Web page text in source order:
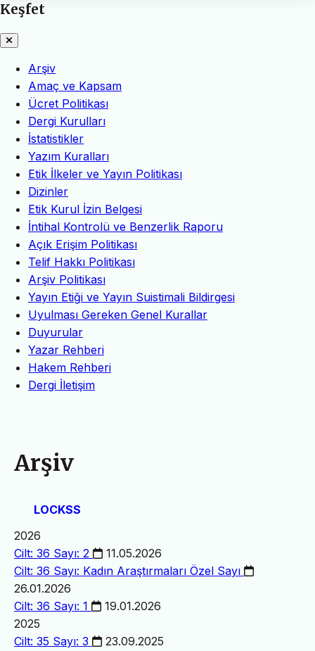
Keşfet
Arşiv
Amaç ve Kapsam
Ücret Politikası
Dergi Kurulları
İstatistikler
Yazım Kuralları
Etik İlkeler ve Yayın Politikası
Dizinler
Etik Kurul İzin Belgesi
İntihal Kontrolü ve Benzerlik Raporu
Açık Erişim Politikası
Telif Hakkı Politikası
Arşiv Politikası
Yayın Etiği ve Yayın Suistimali Bildirgesi
Uyulması Gereken Genel Kurallar
Duyurular
Yazar Rehberi
Hakem Rehberi
Dergi İletişim
Arşiv
LOCKSS
2026
Cilt: 36 Sayı: 2
11.05.2026
Cilt: 36 Sayı: Kadın Araştırmaları Özel Sayı
26.01.2026
Cilt: 36 Sayı: 1
19.01.2026
2025
Cilt: 35 Sayı: 3
23.09.2025